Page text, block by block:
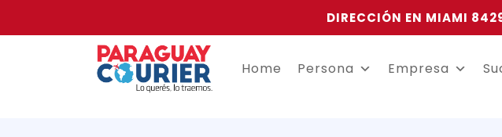
DIRECCIÓN EN MIAMI
Home Persona Empresa